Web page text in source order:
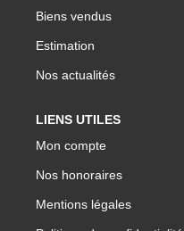
Biens vendus
Estimation
Nos actualités
LIENS UTILES
Mon compte
Nos honoraires
Mentions légales